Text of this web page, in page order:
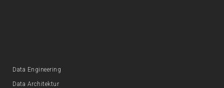
Data Engineering
Data Architektur